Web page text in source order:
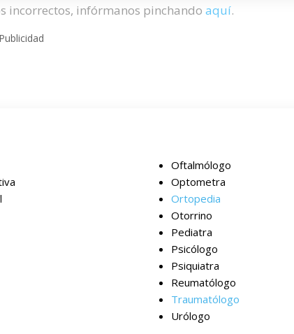
incorrectos, infórmanos pinchando aquí.
Publicidad
Oftalmólogo
Optometra
Ortopedia
Otorrino
Pediatra
Psicólogo
Psiquiatra
Reumatólogo
Traumatólogo
Urólogo